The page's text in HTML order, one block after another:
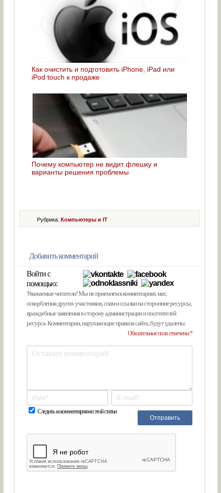
Как очистить и подготовить iPhone, iPad или
iPod touch к продаже
Почему компьютер не видит флешку и
варианты решения проблемы
Рубрика:Компьютеры и IT
Добавить комментарий
Войти с
помощью:
Уважаемые читатели! Мы не приемлем в комментариях мат,
оскорбления других участников, спам и ссылки на сторонние ресурсы,
враждебные заявления в сторону администрации и посетителей
ресурса. Комментарии, нарушающие правила сайта, будут удалены.
Обязательные поля отмечены *
Следить за комментариями этой статьи